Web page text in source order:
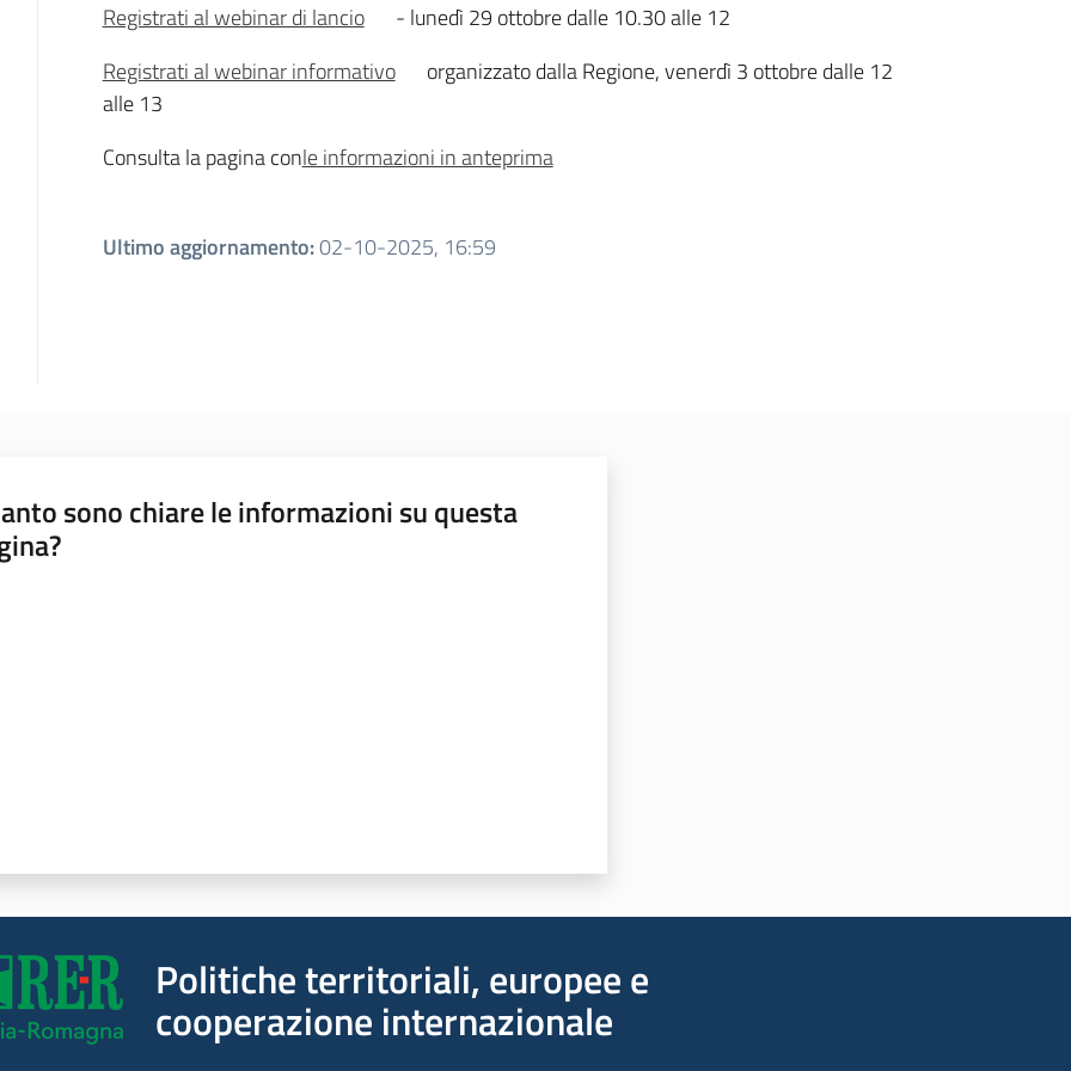
Registrati al webinar di lancio
- lunedì 29 ottobre dalle 10.30 alle 12
Registrati al webinar informativo
organizzato dalla Regione, venerdì 3 ottobre dalle 12
alle 13
Consulta la pagina conle informazioni in anteprima
Ultimo aggiornamento:02-10-2025, 16:59
sono chiare le informazioni su questa
Politiche territoriali, europee e
cooperazione internazionale